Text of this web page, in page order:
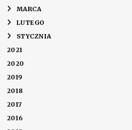
► MARCA
► LUTEGO
► STYCZNIA
2021
2020
2019
2018
2017
2016